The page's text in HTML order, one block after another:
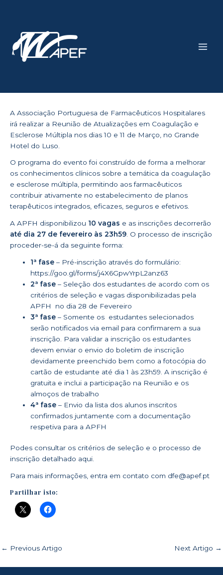
A Associação Portuguesa de Farmacêuticos Hospitalares
irá realizar a Reunião de Atualizações em Coagulação e
Esclerose Múltipla nos dias 10 e 11 de Março, no Grande
Hotel do Luso.
O programa do evento foi construído de forma a melhorar
os conhecimentos clínicos sobre a temática da coagulação
e esclerose múltipla, permitindo aos farmacêuticos
contribuir ativamente no estabelecimento de planos
terapêuticos integrados, eficazes, seguros e efetivos.
A APFH disponibilizou 10 vagas e as inscrições decorrerão
até dia 27 de fevereiro às 23h59 . O processo de inscrição
proceder-se-á da seguinte forma:
1ª fase – Pré-inscrição através do formulário:
https://goo.gl/forms/j4X6GpwYrpL2anz63
2ª fase – Seleção dos estudantes de acordo com os
critérios de seleção e vagas disponibilizadas pela
APFH no dia 28 de Fevereiro
3ª fase – Somente os estudantes selecionados
serão notificados via email para confirmarem a sua
inscrição. Para validar a inscrição os estudantes
devem enviar o envio do boletim de inscrição
devidamente preenchido bem como a fotocópia do
cartão de estudante até dia 1 às 23h59. A inscrição é
gratuita e inclui a participação na Reunião e os
almoços de trabalho
4ª fase – Envio da lista dos alunos inscritos
confirmados juntamente com a documentação
respetiva para a APFH
Podes consultar os critérios de seleção e o processo de
inscrição detalhado aqui
Para mais informações, entra em contato com dfe@apef.pt
Partilhar isto:
← Previous Artigo Next Artigo →